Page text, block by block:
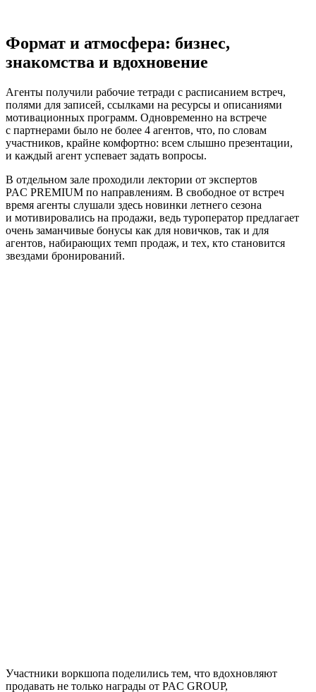
Формат и атмосфера: бизнес,
знакомства и вдохновение
Агенты получили рабочие тетради с расписанием встреч,
полями для записей, ссылками на ресурсы и описаниями
мотивационных программ. Одновременно на встрече
с партнерами было не более 4 агентов, что, по словам
участников, крайне комфортно: всем слышно презентации,
и каждый агент успевает задать вопросы.
В отдельном зале проходили лектории от экспертов
PAC PREMIUM по направлениям. В свободное от встреч
время агенты слушали здесь новинки летнего сезона
и мотивировались на продажи, ведь туроператор предлагает
очень заманчивые бонусы как для новичков, так и для
агентов, набирающих темп продаж, и тех, кто становится
звездами бронирований.
Участники воркшопа поделились тем, что вдохновляют
продавать не только награды от PAC GROUP,